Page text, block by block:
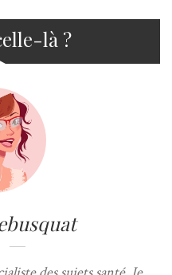
là ?